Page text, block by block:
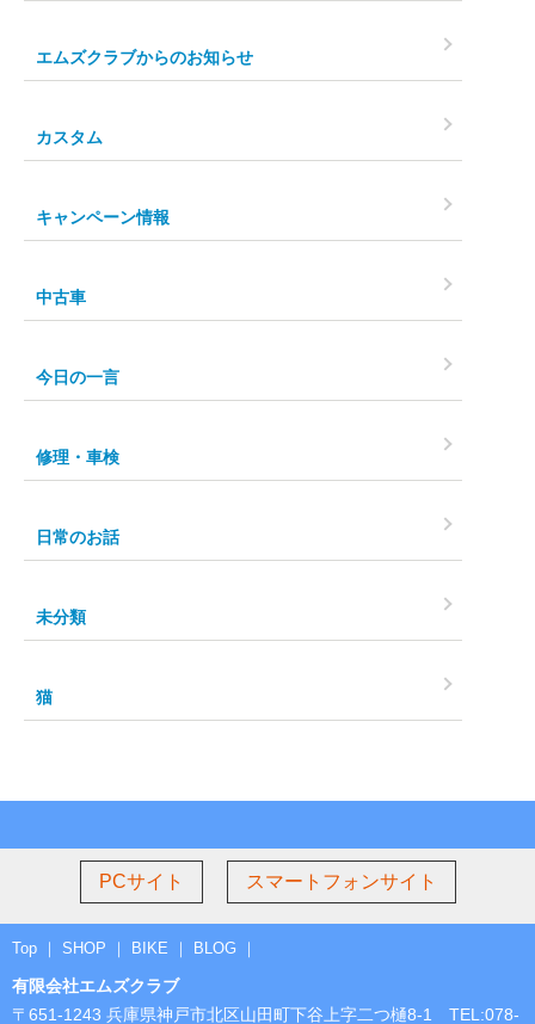
エムズクラブからのお知らせ
カスタム
キャンペーン情報
中古車
今日の一言
修理・車検
日常のお話
未分類
猫
PCサイト スマートフォンサイト
Top ｜ SHOP ｜ BIKE ｜ BLOG ｜
有限会社エムズクラブ
〒651-1243 兵庫県神戸市北区山田町下谷上字二つ樋8-1 TEL:078-